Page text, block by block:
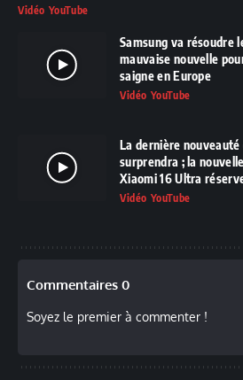
Vidéo YouTube
Samsung va résoudre
mauvaise nouvelle
saigne en Europe
Vidéo YouTube
La dernière nouveauté
surprendra ; la
Xiaomi 16 Ultra
Vidéo YouTube
Commentaires 0
Soyez le premier à commenter !